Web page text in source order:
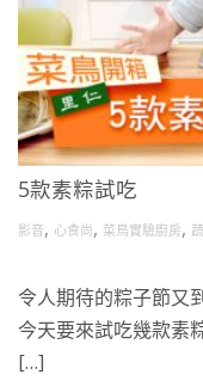
5款素粽試吃
影音, 心食尚, 菜鳥實驗廚房,
令人期待的粽子節又
今天要來試吃幾款素
[…]